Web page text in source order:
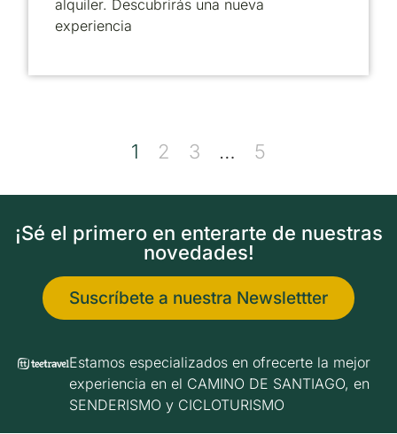
alquiler. Descubrirás una nueva
experiencia
1 2 3 … 5
¡Sé el primero en enterarte de nuestras
novedades!
Suscríbete a nuestra Newslettter
Estamos especializados en ofrecerte la mejor
experiencia en el CAMINO DE SANTIAGO, en
SENDERISMO y CICLOTURISMO